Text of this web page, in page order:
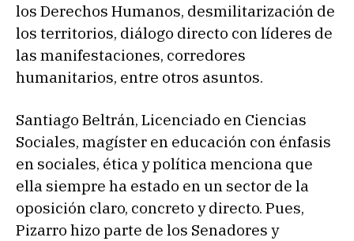
los Derechos Humanos, desmilitarización de
los territorios, diálogo directo con líderes de
las manifestaciones, corredores
humanitarios, entre otros asuntos.
Santiago Beltrán, Licenciado en Ciencias
Sociales, magíster en educación con énfasis
en sociales, ética y política menciona que
ella siempre ha estado en un sector de la
oposición claro, concreto y directo. Pues,
Pizarro hizo parte de los Senadores y